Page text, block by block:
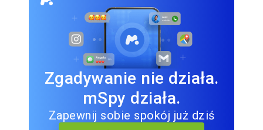
Zgadywanie nie działa.
mSpy działa.
Zapewnij sobie spokój już dziś